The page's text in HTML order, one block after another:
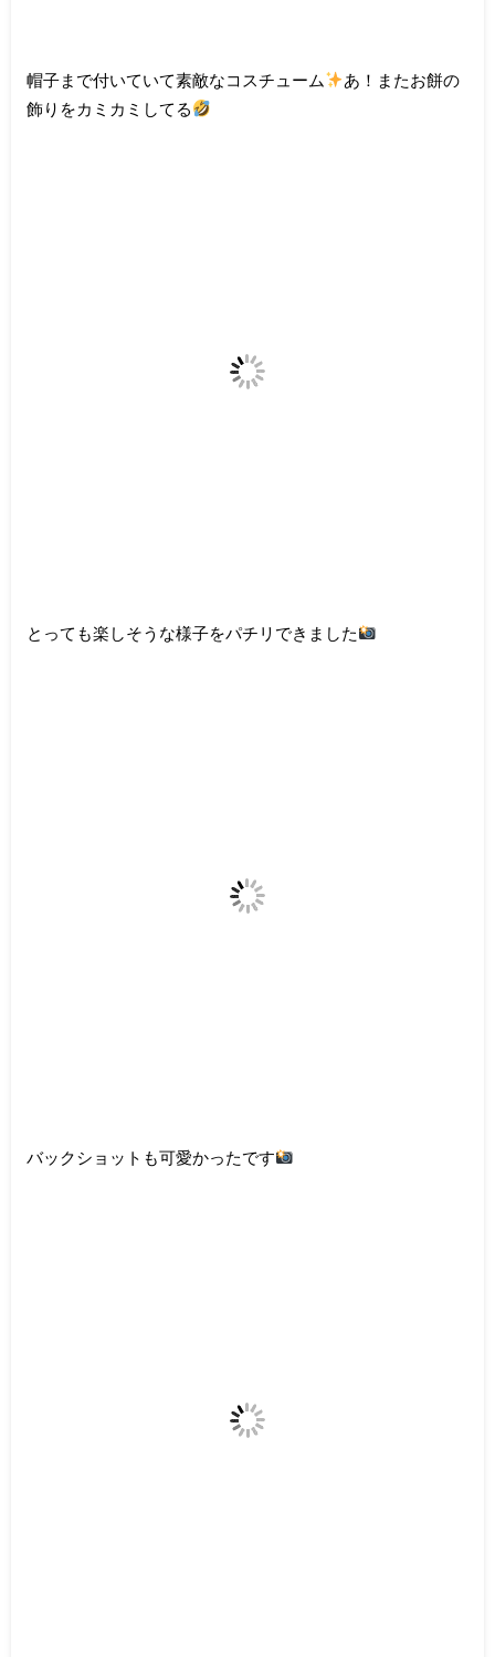
帽子まで付いていて素敵なコスチューム
あ！またお餅の
飾りをカミカミしてる
とっても楽しそうな様子をパチリできました
バックショットも可愛かったです